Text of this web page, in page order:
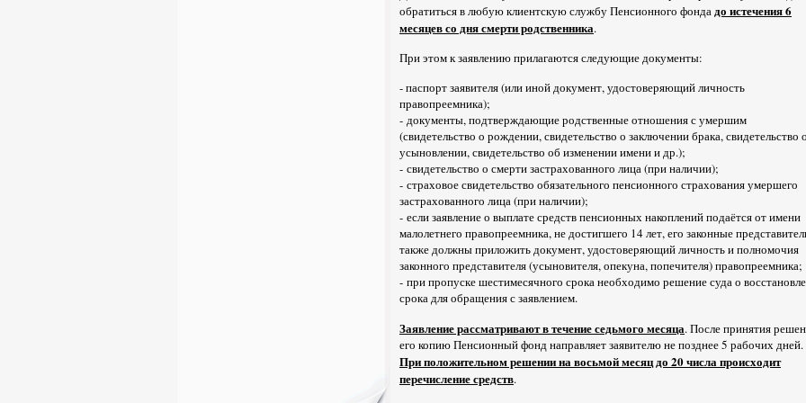
обратиться в любую клиентскую службу Пенсионного фондадо истечения 6
месяцев со дня смерти родственника.
При этом к заявлению прилагаются следующие документы:
- паспорт заявителя (или иной документ, удостоверяющий личность
правопреемника);
- документы, подтверждающие родственные отношения с умершим
(свидетельство о рождении, свидетельство о заключении брака, свидетельство
усыновлении, свидетельство об изменении имени и др.);
- свидетельство о смерти застрахованного лица (при наличии);
- страховое свидетельство обязательного пенсионного страхования умершего
застрахованного лица (при наличии);
- если заявление о выплате средств пенсионных накоплений подаётся от имени
малолетнего правопреемника, не достигшего 14 лет, его законные
также должны приложить документ, удостоверяющий личность и полномочия
законного представителя (усыновителя, опекуна, попечителя) правопреемника;
- при пропуске шестимесячного срока необходимо решение суда о
срока для обращения с заявлением.
Заявление рассматривают в течение седьмого месяца. После принятия
его копию Пенсионный фонд направляет заявителю не позднее 5 рабочих дней.
При положительном решении на восьмой месяц до 20 числа происходит
перечисление средств.